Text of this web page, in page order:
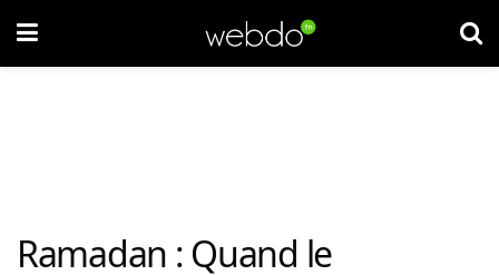
Ramadan : Quand le